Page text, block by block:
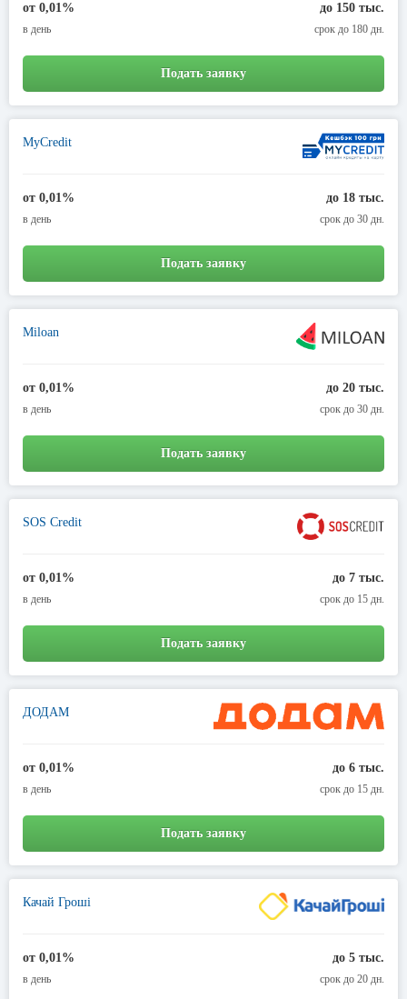
от 0,01%
в день
до 150 тыс.
срок до 180 дн.
Подать заявку
MyCredit
от 0,01%
в день
до 18 тыс.
срок до 30 дн.
Подать заявку
Miloan
от 0,01%
в день
до 20 тыс.
срок до 30 дн.
Подать заявку
SOS Credit
от 0,01%
в день
до 7 тыс.
срок до 15 дн.
Подать заявку
ДОДАМ
от 0,01%
в день
до 6 тыс.
срок до 15 дн.
Подать заявку
Качай Гроші
от 0,01%
в день
до 5 тыс.
срок до 20 дн.